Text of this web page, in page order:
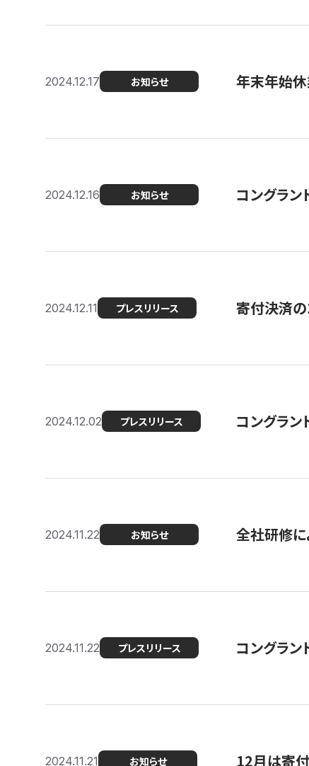
2024.12.17 お知らせ 年末年始
2024.12.16 お知らせ コングラン
2024.12.11 プレスリリース 寄付決済の
2024.12.02 プレスリリース コングラン
2024.11.22 お知らせ 全社研修
2024.11.22 プレスリリース コングラ
2024.11.21 お知らせ 12月は寄